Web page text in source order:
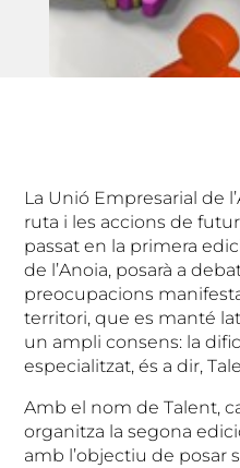
La Unió Empresarial de
ruta i les accions de
passat en la primera
de l’Anoia, posarà a
preocupacions
territori, que es manté
un ampli consens: la
especialitzat, és a dir,
Amb el nom de Talent,
organitza la segona
amb l’objectiu de posar